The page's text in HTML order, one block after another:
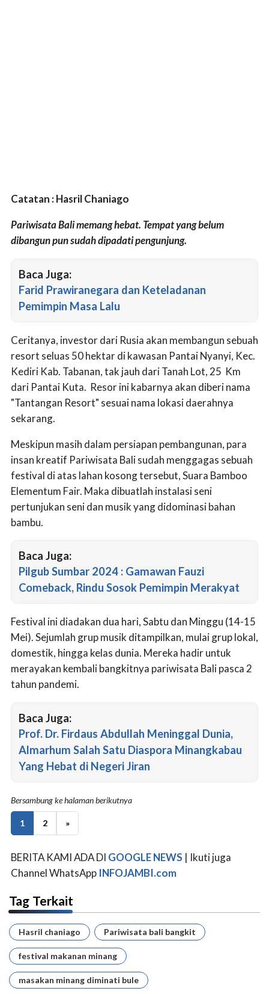
Catatan : Hasril Chaniago
Pariwisata Bali memang hebat. Tempat yang belum
dibangun pun sudah dipadati pengunjung.
Baca Juga:
Farid Prawiranegara dan Keteladanan
Pemimpin Masa Lalu
Ceritanya, investor dari Rusia akan membangun sebuah
resort seluas 50 hektar di kawasan Pantai Nyanyi, Kec.
Kediri Kab. Tabanan, tak jauh dari Tanah Lot, 25 Km
dari Pantai Kuta. Resor ini kabarnya akan diberi nama
"Tantangan Resort" sesuai nama lokasi daerahnya
sekarang.
Meskipun masih dalam persiapan pembangunan, para
insan kreatif Pariwisata Bali sudah menggagas sebuah
festival di atas lahan kosong tersebut, Suara Bamboo
Elementum Fair. Maka dibuatlah instalasi seni
pertunjukan seni dan musik yang didominasi bahan
bambu.
Baca Juga:
Pilgub Sumbar 2024 : Gamawan Fauzi
Comeback, Rindu Sosok Pemimpin Merakyat
Festival ini diadakan dua hari, Sabtu dan Minggu (14-15
Mei). Sejumlah grup musik ditampilkan, mulai grup lokal,
domestik, hingga kelas dunia. Mereka hadir untuk
merayakan kembali bangkitnya pariwisata Bali pasca 2
tahun pandemi.
Baca Juga:
Prof. Dr. Firdaus Abdullah Meninggal Dunia,
Almarhum Salah Satu Diaspora Minangkabau
Yang Hebat di Negeri Jiran
Bersambung ke halaman berikutnya
1 2 »
BERITA KAMI ADA DI GOOGLE NEWS | Ikuti juga
Channel WhatsApp INFOJAMBI.com
Tag Terkait
Hasril chaniago Pariwisata bali bangkit
festival makanan minang
masakan minang diminati bule